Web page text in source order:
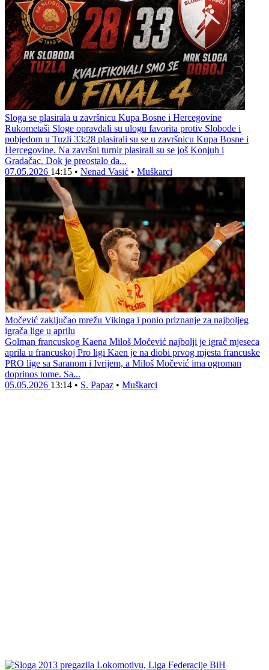
Sloga se plasirala u završnicu Kupa Bosne i Hercegovine
Rukometaši Sloge opravdali su ulogu favorita protiv Slobode i
pobjedom u Tuzli 33:28 plasirali su se u završnicu Kupa Bosne i
Hercegovine. Na završni turnir plasirali su se još Konjuh i
Gradačac. Dok je preostalo da...
07.05.2026 14:15 • Nenad Vasić • Muškarci
Močević zaključao mrežu Vikinga i ponio priznanje za najboljeg
igrača lige u aprilu
Golman francuskog Kaena Miloš Močević najbolji je igrač mjeseca
aprila u francuskoj Pro ligi Kaen je na diobi prvog mjesta francuske
PRO lige sa Saranom i Ivrijem, a Miloš Močević ima ogroman
doprinos tome. Sa...
05.05.2026 13:14 • S. Papaz • Muškarci